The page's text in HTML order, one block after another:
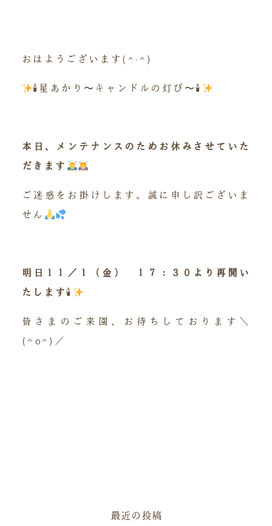
おはようございます(^-^)
🕯星あかり〜キャンドルの灯び〜🕯
本日、メンテナンスのためお休みさせていた
だきます
ご迷惑をお掛けします。誠に申し訳ございま
せん
明日１１／１（金） １７：３０より再開い
たします🕯
皆さまのご来園、お待ちしております＼
(^o^)／
最近の投稿